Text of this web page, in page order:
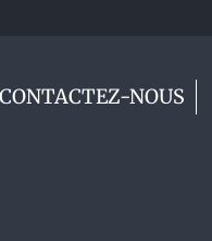
CONTACTEZ-NOUS